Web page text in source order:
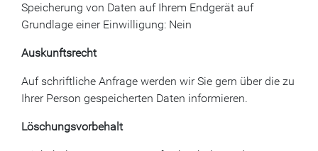
Speicherung von Daten auf Ihrem Endgerät auf
Grundlage einer Einwilligung: Nein
Auskunftsrecht
Auf schriftliche Anfrage werden wir Sie gern über die zu
Ihrer Person gespeicherten Daten informieren.
Löschungsvorbehalt